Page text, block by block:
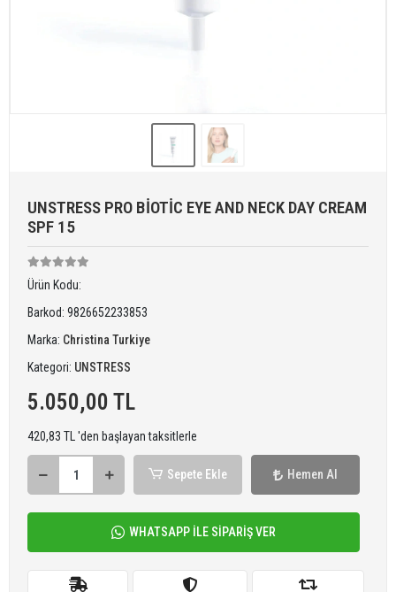
UNSTRESS PRO BİOTİC EYE AND NECK DAY CREAM
SPF 15
Ürün Kodu:
Barkod: 9826652233853
Marka: Christina Turkiye
Kategori: UNSTRESS
5.050,00 TL
420,83 TL 'den başlayan taksitlerle
Sepete Ekle Hemen Al
WHATSAPP İLE SİPARİŞ VER